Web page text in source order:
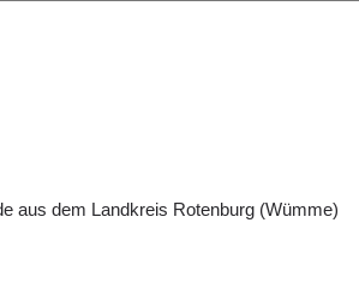
aus dem Landkreis Rotenburg (Wümme)